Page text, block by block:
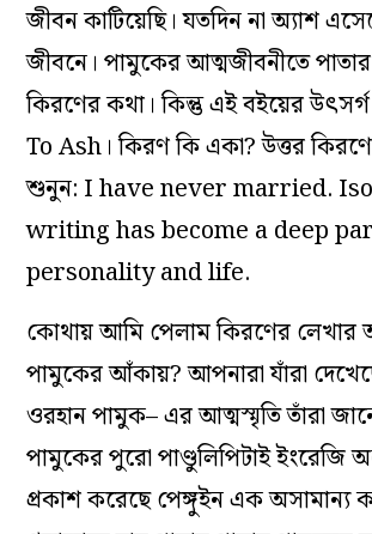
জীবন কাটিয়েছি। যতদিন না অ্যাশ
জীবনে। পামুকের আত্মজীবনীতে
কিরণের কথা। কিন্তু এই বইয়ের উৎসর্গ
To Ash। কিরণ কি একা? উত্তর
শুনুন: I have never married.
writing has become a deep
personality and life.
কোথায় আমি পেলাম কিরণের
পামুকের আঁকায়? আপনারা যাঁরা
ওরহান পামুক– এর আত্মস্মৃতি তাঁরা
পামুকের পুরো পাণ্ডুলিপিটাই ইংরেজি
প্রকাশ করেছে পেঙ্গুইন এক অসামান্য